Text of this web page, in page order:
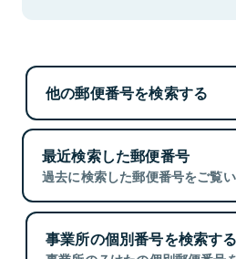
他の郵便番号を検索する
最近検索した郵便番号
過去に検索した郵便番号をご覧い
事業所の個別番号を検索する